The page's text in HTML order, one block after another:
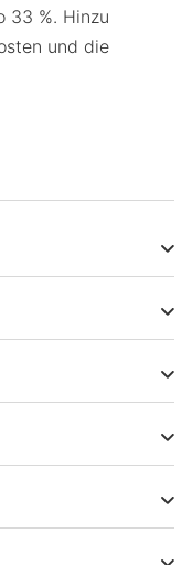
33 %. Hinzu
und die